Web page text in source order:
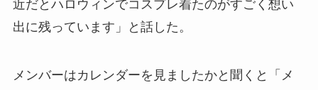
近だとハロウィンでコスプレ着たのがすごく想い
出に残っています」と話した。
メンバーはカレンダーを見ましたかと聞くと「メ